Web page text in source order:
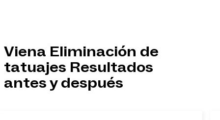
Viena Eliminación de
tatuajes Resultados
antes y después